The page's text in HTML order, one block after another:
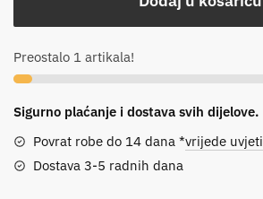
Preostalo 1 artikala!
Sigurno plaćanje i dostava svih dijelove.
Povrat robe do 14 dana *vrijede uvjeti
Dostava 3-5 radnih dana